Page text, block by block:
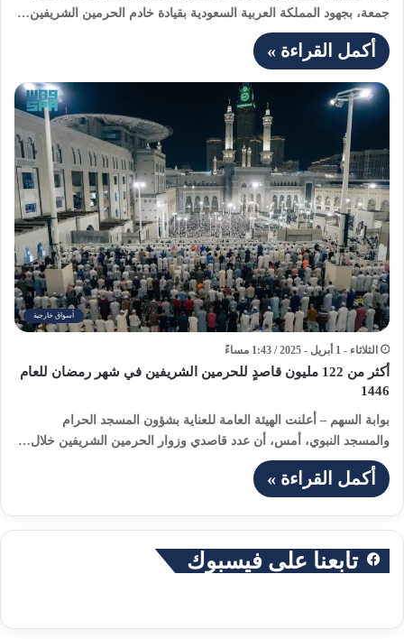
جمعة، بجهود المملكة العربية السعودية بقيادة خادم الحرمين الشريفين…
أكمل القراءة »
أسواق خارجية
الثلاثاء - 1 أبريل - 2025 / 1:43 مساءً
أكثر من 122 مليون قاصدٍ للحرمين الشريفين في شهر رمضان للعام
1446
بوابة السهم – ‏أعلنت الهيئة العامة للعناية بشؤون المسجد الحرام
والمسجد النبوي، أمس، أن عدد قاصدي وزوار الحرمين الشريفين خلال…
أكمل القراءة »
تابعنا على فيسبوك